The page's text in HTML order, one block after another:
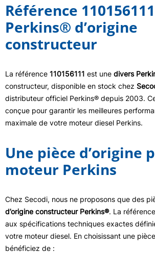
Référence
Perkins® d’origine
constructeur
La référence 110156111 est une divers
constructeur, disponible en stock chez
distributeur officiel Perkins® depuis 2003.
conçue pour garantir les meilleures
maximale de votre moteur diesel Perkins.
Une pièce d’origine
moteur Perkins
Chez Secodi, nous ne proposons que des
d’origine constructeur Perkins®. La référence
aux spécifications techniques exactes
votre moteur diesel. En choisissant une
bénéficiez de :